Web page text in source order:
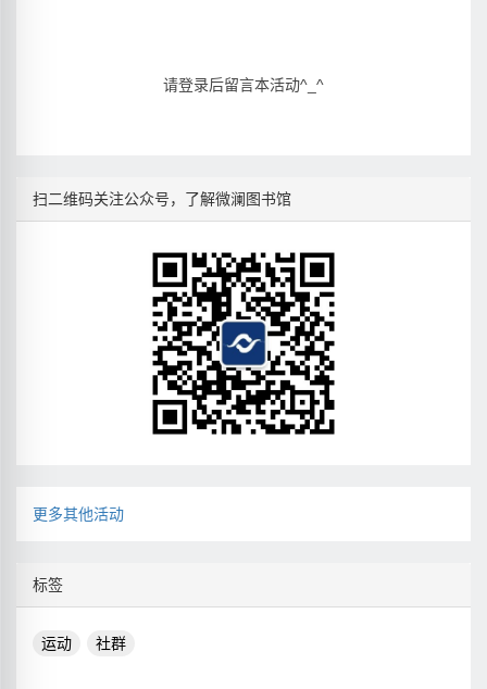
请登录后留言本活动^_^
扫二维码关注公众号，了解微澜图书馆
更多其他活动
标签
运动 社群